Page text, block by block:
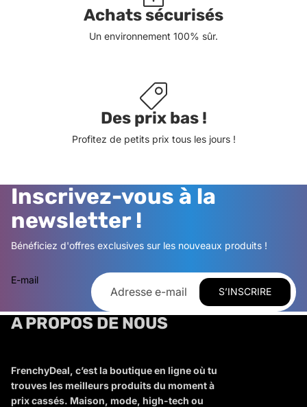
Achats sécurisés
Un environnement 100% sûr.
Des prix bas !
Profitez de petits prix tous les jours !
Inscrivez-vous à la
newsletter !
Bénéficiez d'offres exclusives sur les nouveaux produits !
E-mail
S’INSCRIRE
A PROPOS DE NOUS
FrenchyDeal, c’est la boutique en ligne où tu
trouves les meilleurs produits du moment à
prix cassés. Maison, mode, high-tech ou